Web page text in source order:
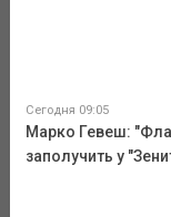
Сегодня 09:05
Марко Гевеш:
заполучить у